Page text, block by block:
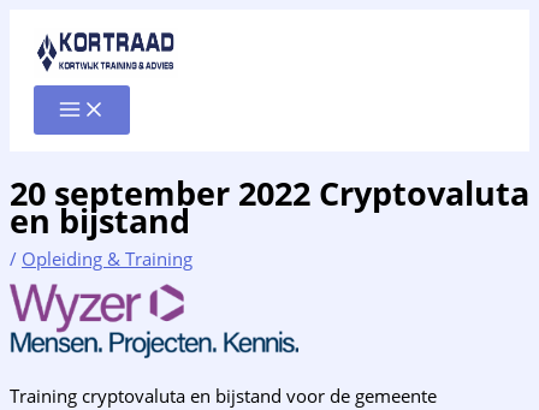
naar
inhoud
20 september 2022 Cryptovaluta
en bijstand
/ Opleiding & Training
Training cryptovaluta en bijstand voor de gemeente